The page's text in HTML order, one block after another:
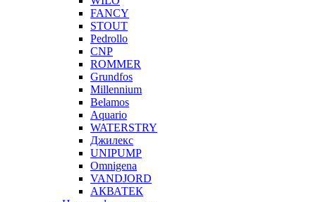
FANCY
STOUT
Pedrollo
CNP
ROMMER
Grundfos
Millennium
Belamos
Aquario
WATERSTRY
Джилекс
UNIPUMP
Omnigena
VANDJORD
АКВАТЕК